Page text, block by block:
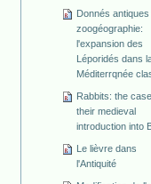
Donnés antiques
zoogéographie:
l'expansion des
Léporidés dans
Méditerrqnée
Rabbits: the
their medieval
introduction into
Le lièvre dans
l'Antiquité